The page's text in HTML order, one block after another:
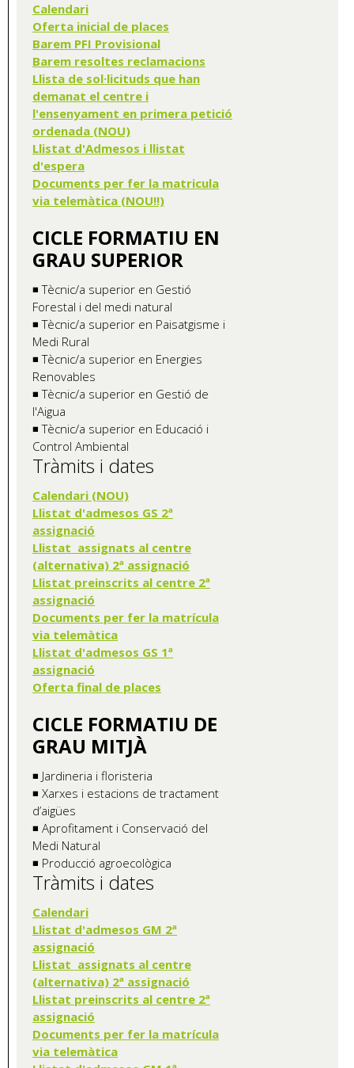
Calendari
Oferta inicial de places
Barem PFI Provisional
Barem resoltes reclamacions
Llista de sol·licituds que han
demanat el centre i
l'ensenyament en primera petició
ordenada (NOU)
Llistat d'Admesos i llistat
d'espera
Documents per fer la matricula
via telemàtica (NOU!!)
CICLE FORMATIU EN
GRAU SUPERIOR
◾ Tècnic/a superior en Gestió
Forestal i del medi natural
◾ Tècnic/a superior en Paisatgisme i
Medi Rural
◾ Tècnic/a superior en Energies
Renovables
◾ Tècnic/a superior en Gestió de
l'Aigua
◾ Tècnic/a superior en Educació i
Control Ambiental
Tràmits i dates
Calendari (NOU)
Llistat d'admesos GS 2ª
assignació
Llistat assignats al centre
(alternativa) 2ª assignació
Llistat preinscrits al centre 2ª
assignació
Documents per fer la matrícula
via telemàtica
Llistat d'admesos GS 1ª
assignació
Oferta final de places
CICLE FORMATIU DE
GRAU MITJÀ
◾ Jardineria i floristeria
◾ Xarxes i estacions de tractament
d’aigües
◾ Aprofitament i Conservació del
Medi Natural
◾ Producció agroecològica
Tràmits i dates
Calendari
Llistat d'admesos GM 2ª
assignació
Llistat assignats al centre
(alternativa) 2ª assignació
Llistat preinscrits al centre 2ª
assignació
Documents per fer la matrícula
via telemàtica